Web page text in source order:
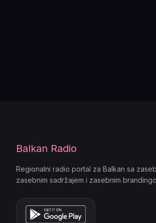
Balkan Radio
Regionalni radio portal za Balkan sa
zasebnim sadržajem i zasebnim